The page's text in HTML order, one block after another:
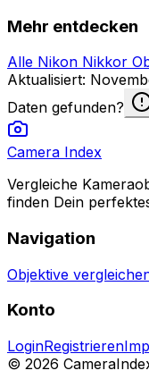
Mehr entdecken
Alle Nikon Nikkor
Aktualisiert:
Daten gefunden?
Camera Index
Vergleiche
finden Dein
Navigation
Objektive
Konto
LoginRegistrieren
© 2026